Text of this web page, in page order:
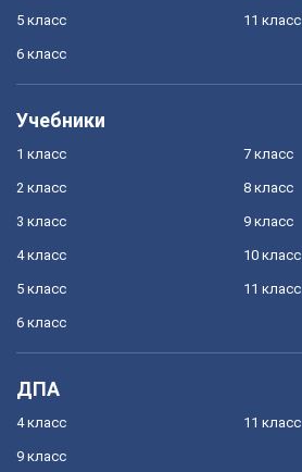
5 класс
6 класс
11 класс
Учебники
1 класс
2 класс
3 класс
4 класс
5 класс
6 класс
7 класс
8 класс
9 класс
10 класс
11 класс
ДПА
4 класс
9 класс
11 класс